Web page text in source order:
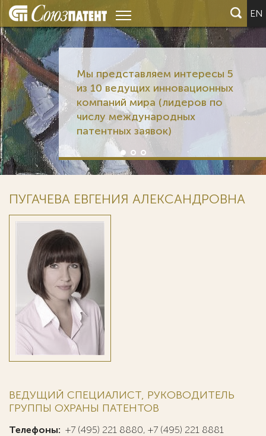
EN
Мы представляем интересы 5
из 10 ведущих инновационных
компаний мира (лидеров по
числу международных
патентных заявок)
ПУГАЧЕВА ЕВГЕНИЯ АЛЕКСАНДРОВНА
ВЕДУЩИЙ СПЕЦИАЛИСТ, РУКОВОДИТЕЛЬ
ГРУППЫ ОХРАНЫ ПАТЕНТОВ
Телефоны: +7 (495) 221 8880, +7 (495) 221 8881